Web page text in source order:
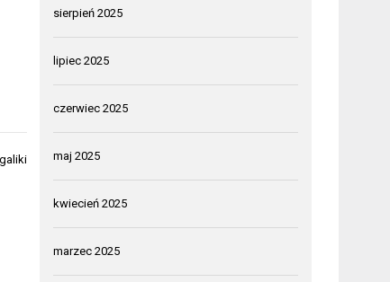
sierpień 2025
lipiec 2025
czerwiec 2025
maj 2025
kwiecień 2025
marzec 2025